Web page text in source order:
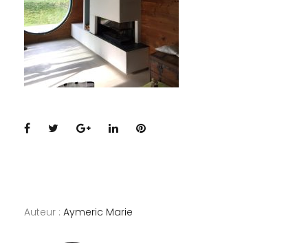
Facebook
TwitterGoogle+
LinkedInPinterest
Auteur : Aymeric Marie